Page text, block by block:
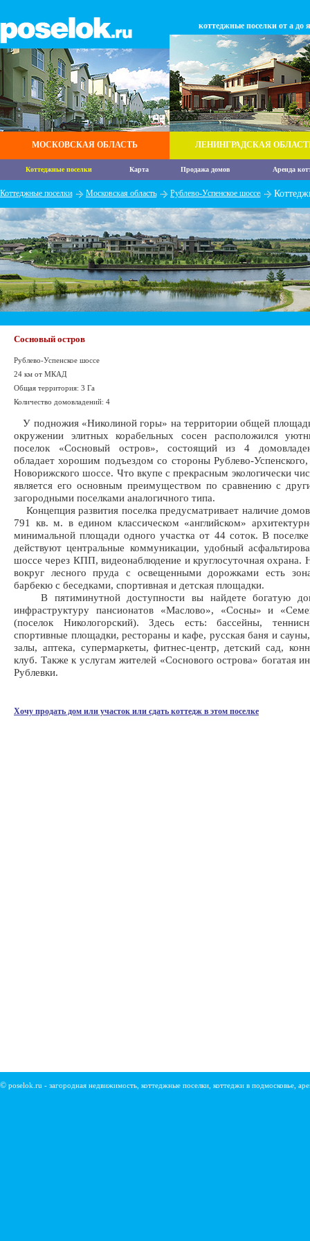
МОСКОВСКАЯ ОБЛАСТЬ
коттеджные поселки от а до я
ЛЕНИНГРАДСКАЯ
Коттеджные поселки Карта Продажа домов Аренда
Коттеджные поселки Московская область Рублево-Успенское шоссе
Сосновый остров
Рублево-Успенское шоссе
24 км от МКАД
Общая территория: 3 Га
Количество домовладений: 4
У подножия «Николиной горы» на территории общей
окружении элитных корабельных сосен расположился
поселок «Сосновый остров», состоящий из 4
обладает хорошим подъездом со стороны Рублево-
Новорижского шоссе. Что вкупе с прекрасным экологически
является его основным преимуществом по сравнению с
загородными поселками аналогичного типа.
Концепция развития поселка предусматривает наличие
791 кв. м. в едином классическом «английском»
минимальной площади одного участка от 44 соток. В
действуют центральные коммуникации, удобный
шоссе через КПП, видеонаблюдение и круглосуточная охрана.
вокруг лесного пруда с освещенными дорожками есть
барбекю с беседками, спортивная и детская площадки.
В пятиминутной доступности вы найдете богатую
инфраструктуру пансионатов «Маслово», «Сосны» и
(поселок Никологорский). Здесь есть: бассейны,
спортивные площадки, рестораны и кафе, русская баня и
залы, аптека, супермаркеты, фитнес-центр, детский сад,
клуб. Также к услугам жителей «Соснового острова» богатая
Рублевки.
Хочу продать дом или участок или сдать коттедж в этом поселке
© poselok.ru - загородная недвижимость, коттеджные поселки, коттеджи в подмосковье,